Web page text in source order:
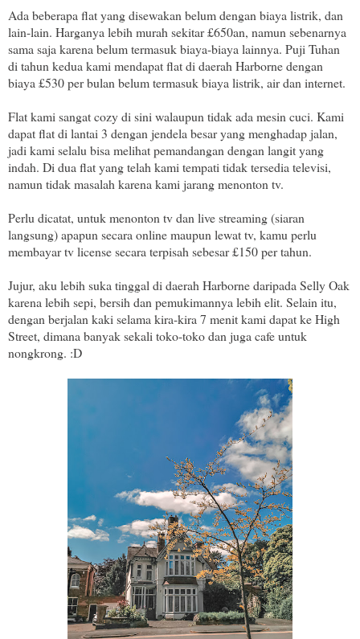
Ada beberapa flat yang disewakan belum dengan biaya listrik, dan
lain-lain. Harganya lebih murah sekitar £650an, namun sebenarnya
sama saja karena belum termasuk biaya-biaya lainnya. Puji Tuhan
di tahun kedua kami mendapat flat di daerah Harborne dengan
biaya £530 per bulan belum termasuk biaya listrik, air dan internet.
Flat kami sangat cozy di sini walaupun tidak ada mesin cuci. Kami
dapat flat di lantai 3 dengan jendela besar yang menghadap jalan,
jadi kami selalu bisa melihat pemandangan dengan langit yang
indah. Di dua flat yang telah kami tempati tidak tersedia televisi,
namun tidak masalah karena kami jarang menonton tv.
Perlu dicatat, untuk menonton tv dan live streaming (siaran
langsung) apapun secara online maupun lewat tv, kamu perlu
membayar tv license secara terpisah sebesar £150 per tahun.
Jujur, aku lebih suka tinggal di daerah Harborne daripada Selly Oak
karena lebih sepi, bersih dan pemukimannya lebih elit. Selain itu,
dengan berjalan kaki selama kira-kira 7 menit kami dapat ke High
Street, dimana banyak sekali toko-toko dan juga cafe untuk
nongkrong. :D